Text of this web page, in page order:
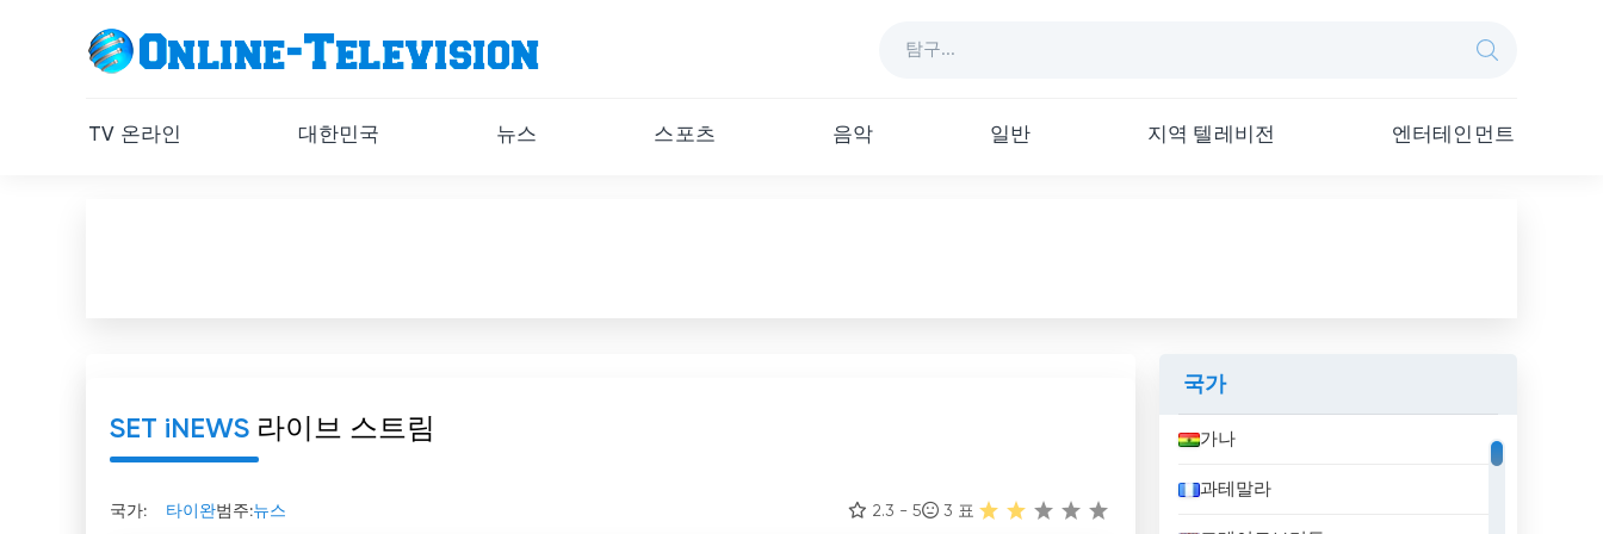
TV 온라인 대한민국 뉴스 스포츠 음악 일반 지역 텔레비전 엔터테인먼트
SET iNEWS 라이브 스트림
국가: 타이완범주:뉴스 2.3 - 5 3 표
국가
가나
과테말라